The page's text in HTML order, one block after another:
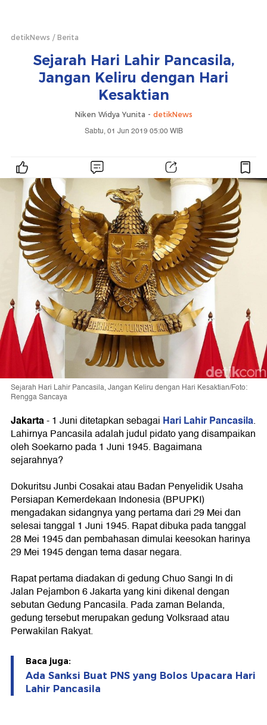
detikNews Berita
Sejarah Hari Lahir Pancasila,
Jangan Keliru dengan Hari
Kesaktian
Niken Widya Yunita - detikNews
Sabtu, 01 Jun 2019 05:00 WIB
Sejarah Hari Lahir Pancasila, Jangan Keliru dengan Hari Kesaktian/Foto:
Rengga Sancaya
Jakarta-1 Juni ditetapkan sebagai Hari Lahir Pancasila.
Lahirnya Pancasila adalah judul pidato yang disampaikan
oleh Soekarno pada 1 Juni 1945. Bagaimana
sejarahnya?
Dokuritsu Junbi Cosakai atau Badan Penyelidik Usaha
Persiapan Kemerdekaan Indonesia (BPUPKI)
mengadakan sidangnya yang pertama dari 29 Mei dan
selesai tanggal 1 Juni 1945. Rapat dibuka pada tanggal
28 Mei 1945 dan pembahasan dimulai keesokan harinya
29 Mei 1945 dengan tema dasar negara.
Rapat pertama diadakan di gedung Chuo Sangi In di
Jalan Pejambon 6 Jakarta yang kini dikenal dengan
sebutan Gedung Pancasila. Pada zaman Belanda,
gedung tersebut merupakan gedung Volksraad atau
Perwakilan Rakyat.
Baca juga:
Ada Sanksi Buat PNS yang Bolos Upacara Hari
Lahir Pancasila